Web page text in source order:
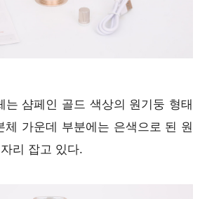
는 샴페인 골드 색상의 원기둥 형태
체 가운데 부분에는 은색으로 된 원
리 잡고 있다.